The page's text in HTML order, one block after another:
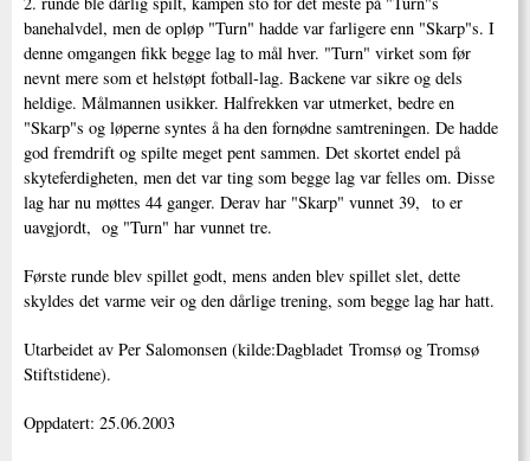
banehalvdel, men de opløp "Turn" hadde var farligere enn "Skarp"s. I
denne omgangen fikk begge lag to mål hver. "Turn" virket som før
nevnt mere som et helstøpt fotball-lag. Backene var sikre og dels
heldige. Målmannen usikker. Halfrekken var utmerket, bedre en
"Skarp"s og løperne syntes å ha den fornødne samtreningen. De hadde
god fremdrift og spilte meget pent sammen. Det skortet endel på
skyteferdigheten, men det var ting som begge lag var felles om. Disse
lag har nu møttes 44 ganger. Derav har "Skarp" vunnet 39, to er
uavgjordt, og "Turn" har vunnet tre.
Første runde blev spillet godt, mens anden blev spillet slet, dette
skyldes det varme veir og den dårlige trening, som begge lag har hatt.
Utarbeidet av Per Salomonsen (kilde:Dagbladet Tromsø og Tromsø
Stiftstidene).
Oppdatert: 25.06.2003